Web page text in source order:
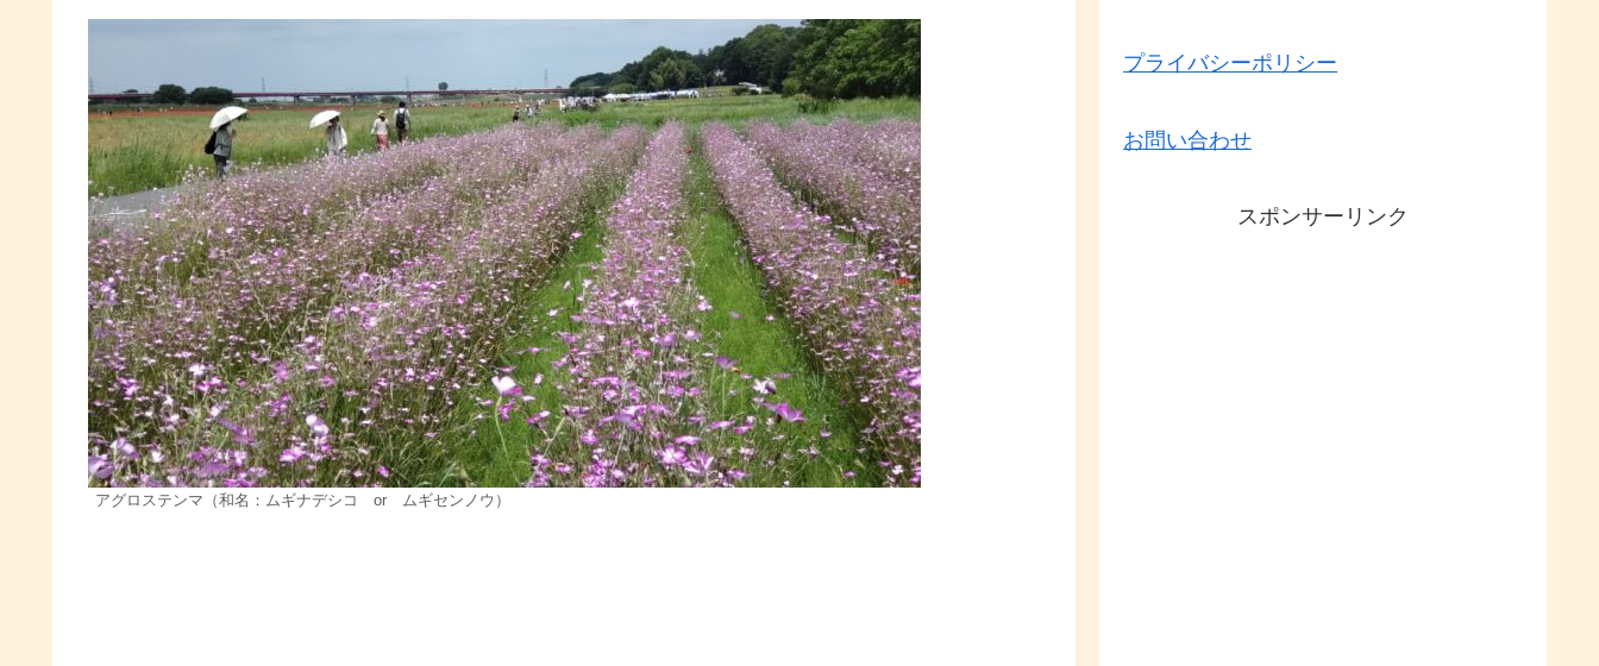
アグロステンマ（和名：ムギナデシコ or ムギセンノウ）
プライバシーポリシー
お問い合わせ
スポンサーリンク